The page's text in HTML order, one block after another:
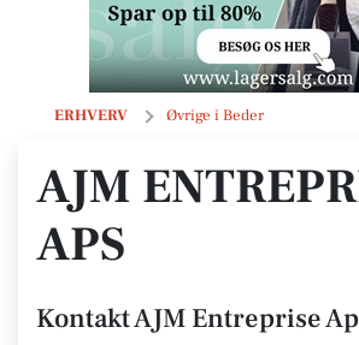
ERHVERV Øvrige i Beder
AJM Entreprise ApS
AJM
APS
Kontakt AJM Entreprise